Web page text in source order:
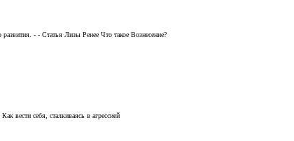
- - Статья Лизы Ренее Что такое Вознесение?
вести себя, сталкиваясь в агрессией